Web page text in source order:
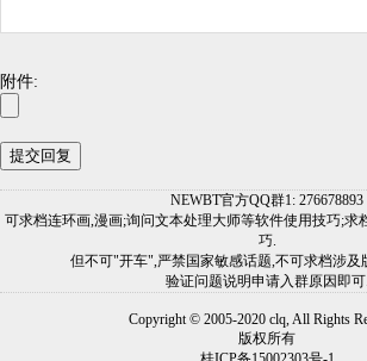
附件:
NEWBT官方QQ群1: 276678893
可求档连环画,漫画;询问文本处理大师等软件使用技巧;求
巧.
但不可"开车",严禁国家敏感话题,不可求档涉及
验证问题说明申请入群原因即可.
Copyright © 2005-2020 clq, All Rights
版权所有